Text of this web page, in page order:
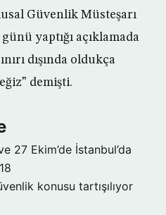
Güvenlik Müsteşarı
yaptığı açıklamada
dışında oldukça
demişti.
27 Ekim’de İstanbul’da
konusu tartışılıyor